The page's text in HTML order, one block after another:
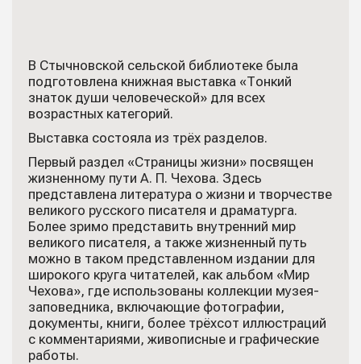
В Стычновской сельской библиотеке была
подготовлена книжная выставка «Тонкий
знаток души человеческой» для всех
возрастных категорий.
Выставка состояла из трёх разделов.
Первый раздел «Страницы жизни» посвящен
жизненному пути А. П. Чехова. Здесь
представлена литература о жизни и творчестве
великого русского писателя и драматурга.
Более зримо представить внутренний мир
великого писателя, а также жизненный путь
можно в таком представленном издании для
широкого круга читателей, как альбом «Мир
Чехова», где использованы коллекции музея-
заповедника, включающие фотографии,
документы, книги, более трёхсот иллюстраций
с комментариями, живописные и графические
работы.